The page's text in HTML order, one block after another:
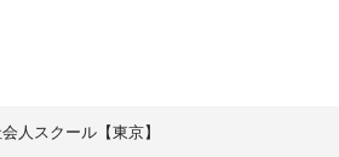
人スクール【東京】